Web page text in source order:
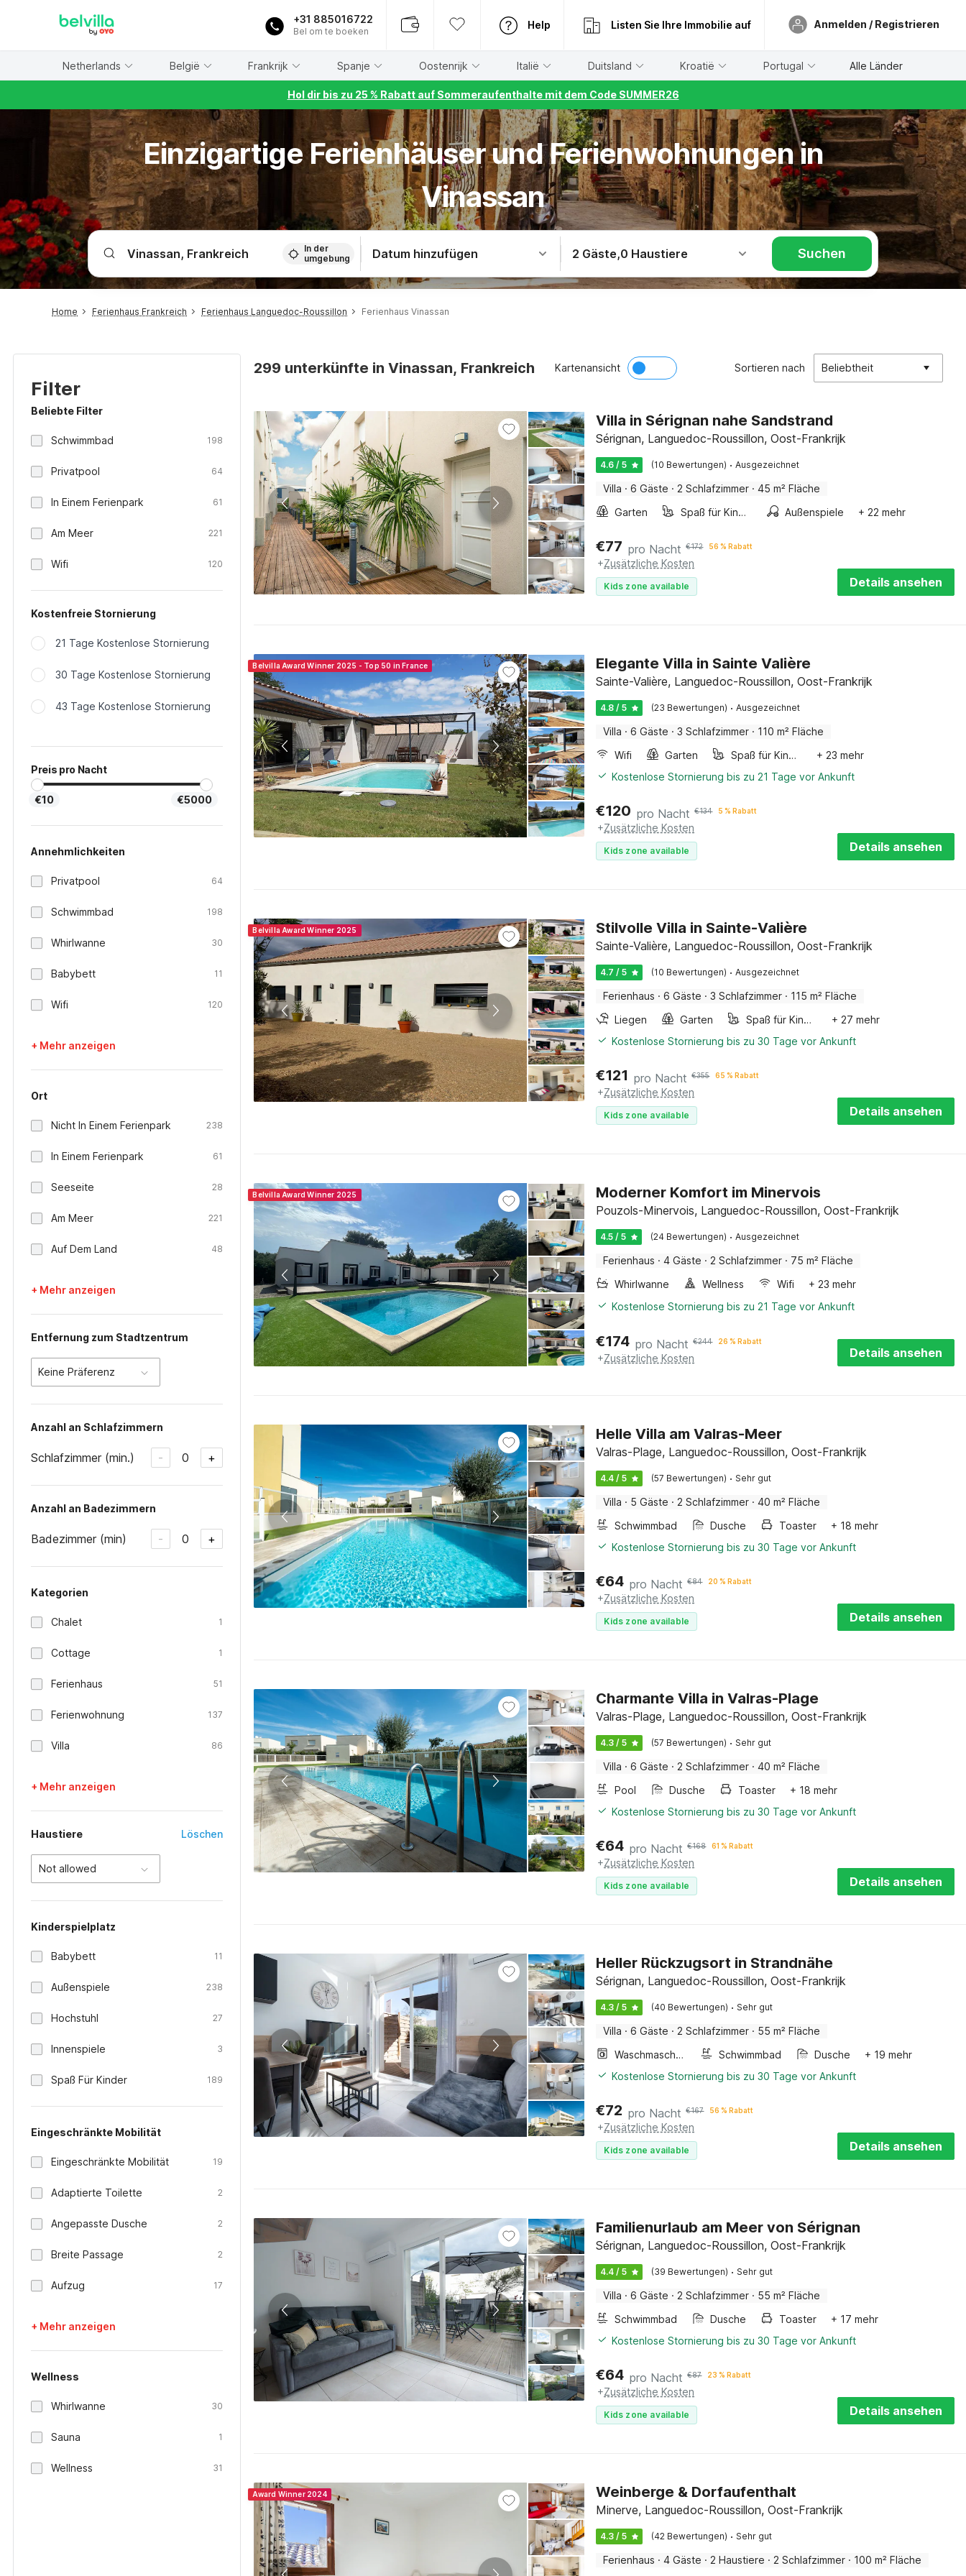
+31 885016722
Bel om te boeken
Help Listen Sie Ihre Immobilie auf Anmelden / Registrieren
Netherlands België Frankrijk Spanje Oostenrijk Italië Duitsland Kroatië Portugal Alle Länder
Hol dir bis zu 25 % Rabatt auf Sommeraufenthalte mit dem Code SUMMER26
Einzigartige Ferienhäuser und Ferienwohnungen in
Vinassan
In der
umgebung
Datum hinzufügen 2 Gäste,0 Haustiere Suchen
Home Ferienhaus Frankreich Ferienhaus Languedoc-Roussillon Ferienhaus Vinassan
Filter
Beliebte Filter
Schwimmbad 198
Privatpool 64
In Einem Ferienpark 61
Am Meer 221
Wifi 120
Kostenfreie Stornierung
21 Tage Kostenlose Stornierung
30 Tage Kostenlose Stornierung
43 Tage Kostenlose Stornierung
Preis pro Nacht
€10 €5000
Annehmlichkeiten
Privatpool 64
Schwimmbad 198
Whirlwanne 30
Babybett 11
Wifi 120
+ Mehr anzeigen
Ort
Nicht In Einem Ferienpark 238
In Einem Ferienpark 61
Seeseite 28
Am Meer 221
Auf Dem Land 48
+ Mehr anzeigen
Entfernung zum Stadtzentrum
Keine Präferenz
Anzahl an Schlafzimmern
Schlafzimmer (min.) - 0 +
Anzahl an Badezimmern
Badezimmer (min) - 0 +
Kategorien
Chalet 1
Cottage 1
Ferienhaus 51
Ferienwohnung 137
Villa 86
+ Mehr anzeigen
Haustiere Löschen
Not allowed
Kinderspielplatz
Babybett 11
Außenspiele 238
Hochstuhl 27
Innenspiele 3
Spaß Für Kinder 189
Eingeschränkte Mobilität
Eingeschränkte Mobilität 19
Adaptierte Toilette 2
Angepasste Dusche 2
Breite Passage 2
Aufzug 17
+ Mehr anzeigen
Wellness
Whirlwanne 30
Sauna 1
Wellness 31
299 unterkünfte in Vinassan, Frankreich Kartenansicht Sortieren nach Beliebtheit
Villa in Sérignan nahe Sandstrand
Sérignan, Languedoc-Roussillon, Oost-Frankrijk
4.6 / 5 (10 Bewertungen) · Ausgezeichnet
Villa · 6 Gäste · 2 Schlafzimmer · 45 m² Fläche
Garten
Spaß für Kinder Außenspiele + 22 mehr
€77 pro Nacht €172 56 % Rabatt
+Zusätzliche Kosten
Kids zone available Details ansehen
Belvilla Award Winner 2025 - Top 50 in France Elegante Villa in Sainte Valière
Sainte-Valière, Languedoc-Roussillon, Oost-Frankrijk
4.8 / 5 (23 Bewertungen) · Ausgezeichnet
Villa · 6 Gäste · 3 Schlafzimmer · 110 m² Fläche
Wifi
Garten Spaß für Kinder
+ 23 mehr
Kostenlose Stornierung bis zu 21 Tage vor Ankunft
€120 pro Nacht €134 5 % Rabatt
+Zusätzliche Kosten
Kids zone available Details ansehen
Belvilla Award Winner 2025 Stilvolle Villa in Sainte-Valière
Sainte-Valière, Languedoc-Roussillon, Oost-Frankrijk
4.7 / 5 (10 Bewertungen) · Ausgezeichnet
Ferienhaus · 6 Gäste · 3 Schlafzimmer · 115 m² Fläche
Liegen
Garten Spaß für Kinder
+ 27 mehr
Kostenlose Stornierung bis zu 30 Tage vor Ankunft
€121 pro Nacht €355 65 % Rabatt
+Zusätzliche Kosten
Kids zone available Details ansehen
Belvilla Award Winner 2025 Moderner Komfort im Minervois
Pouzols-Minervois, Languedoc-Roussillon, Oost-Frankrijk
4.5 / 5 (24 Bewertungen) · Ausgezeichnet
Ferienhaus · 4 Gäste · 2 Schlafzimmer · 75 m² Fläche
Whirlwanne
Wellness Wifi
+ 23 mehr
Kostenlose Stornierung bis zu 21 Tage vor Ankunft
€174 pro Nacht €244 26 % Rabatt
+Zusätzliche Kosten Details ansehen
Helle Villa am Valras-Meer
Valras-Plage, Languedoc-Roussillon, Oost-Frankrijk
4.4 / 5 (57 Bewertungen) · Sehr gut
Villa · 5 Gäste · 2 Schlafzimmer · 40 m² Fläche
Schwimmbad
Dusche Toaster
+ 18 mehr
Kostenlose Stornierung bis zu 30 Tage vor Ankunft
€64 pro Nacht €84 20 % Rabatt
+Zusätzliche Kosten
Kids zone available Details ansehen
Charmante Villa in Valras-Plage
Valras-Plage, Languedoc-Roussillon, Oost-Frankrijk
4.3 / 5 (57 Bewertungen) · Sehr gut
Villa · 6 Gäste · 2 Schlafzimmer · 40 m² Fläche
Pool
Dusche Toaster
+ 18 mehr
Kostenlose Stornierung bis zu 30 Tage vor Ankunft
€64 pro Nacht €168 61 % Rabatt
+Zusätzliche Kosten
Kids zone available Details ansehen
Heller Rückzugsort in Strandnähe
Sérignan, Languedoc-Roussillon, Oost-Frankrijk
4.3 / 5 (40 Bewertungen) · Sehr gut
Villa · 6 Gäste · 2 Schlafzimmer · 55 m² Fläche
Waschmaschine
Schwimmbad Dusche
+ 19 mehr
Kostenlose Stornierung bis zu 30 Tage vor Ankunft
€72 pro Nacht €167 56 % Rabatt
+Zusätzliche Kosten
Kids zone available Details ansehen
Familienurlaub am Meer von Sérignan
Sérignan, Languedoc-Roussillon, Oost-Frankrijk
4.4 / 5 (39 Bewertungen) · Sehr gut
Villa · 6 Gäste · 2 Schlafzimmer · 55 m² Fläche
Schwimmbad
Dusche Toaster
+ 17 mehr
Kostenlose Stornierung bis zu 30 Tage vor Ankunft
€64 pro Nacht €87 23 % Rabatt
+Zusätzliche Kosten
Kids zone available Details ansehen
Award Winner 2024 Weinberge & Dorfaufenthalt
Minerve, Languedoc-Roussillon, Oost-Frankrijk
4.3 / 5 (42 Bewertungen) · Sehr gut
Ferienhaus · 4 Gäste · 2 Haustiere · 2 Schlafzimmer · 100 m² Fläche